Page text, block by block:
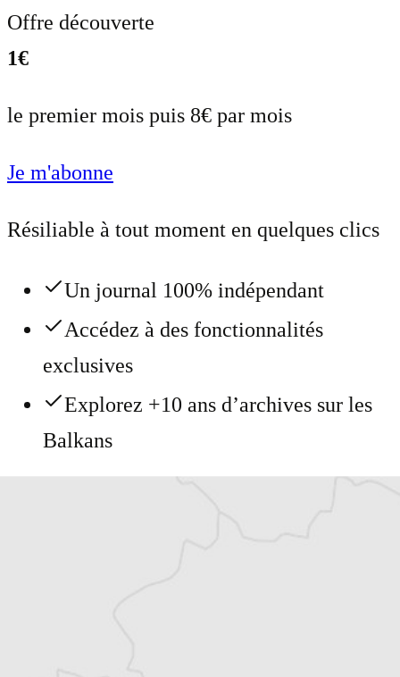
Offre découverte
1€
le premier mois puis 8€ par mois
Je m'abonne
Résiliable à tout moment en quelques clics
Un journal 100% indépendant
Accédez à des fonctionnalités
exclusives
Explorez +10 ans d’archives sur les
Balkans